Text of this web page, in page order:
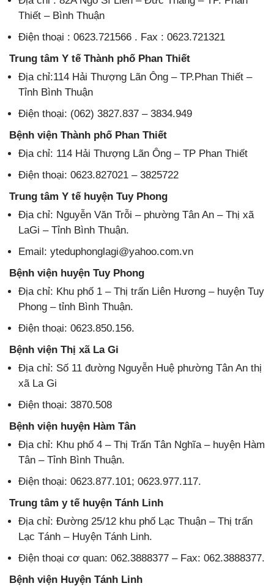
Thiết – Bình Thuận
Điện thoại : 0623.721566 . Fax : 0623.721321
Trung tâm Y tế Thành phố Phan Thiết
Địa chỉ:114 Hải Thượng Lãn Ông – TP.Phan Thiết –
Tỉnh Bình Thuận
Điện thoại: (062) 3827.837 – 3834.949
Bệnh viện Thành phố Phan Thiết
Địa chỉ: 114 Hải Thượng Lãn Ông – TP Phan Thiết
Điện thoại: 0623.827021 – 3825722
Trung tâm Y tế huyện Tuy Phong
Địa chỉ: Nguyễn Văn Trỗi – phường Tân An – Thị xã
LaGi – Tỉnh Bình Thuận.
Email: yteduphonglagi@yahoo.com.vn
Bệnh viện huyện Tuy Phong
Địa chỉ: Khu phố 1 – Thị trấn Liên Hương – huyện Tuy
Phong – tỉnh Bình Thuận.
Điện thoại: 0623.850.156.
Bệnh viện Thị xã La Gi
Địa chỉ: Số 11 đường Nguyễn Huệ phường Tân An thị
xã La Gi
Điện thoại: 3870.508
Bệnh viện huyện Hàm Tân
Địa chỉ: Khu phố 4 – Thị Trấn Tân Nghĩa – huyện Hàm
Tân – Tỉnh Bình Thuận.
Điện thoại: 0623.877.101; 0623.977.117.
Trung tâm y tế huyện Tánh Linh
Địa chỉ: Đường 25/12 khu phố Lạc Thuận – Thị trấn
Lạc Tánh – Huyện Tánh Linh.
Điện thoại cơ quan: 062.3888377 – Fax: 062.3888377.
Bệnh viện Huyện Tánh Linh